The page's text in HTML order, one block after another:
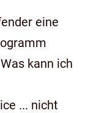
eine
kann ich
... nicht